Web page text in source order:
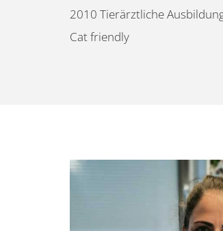
2010 Tierärztliche
Cat friendly